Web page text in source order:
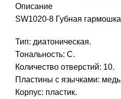
Описание
SW1020-8 Губная
Тип: диатоническая.
Тональность: C.
Количество отверстий: 10.
Пластины с язычками:
Корпус: пластик.